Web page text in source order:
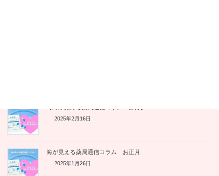
【海が見える薬局通信コラム 節分】
2025年2月16日
海が見える薬局通信コラム お正月
2025年1月26日